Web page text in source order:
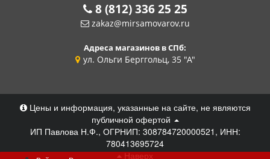
8 (812) 336 25 25
zakaz@mirsamovarov.ru
Адреса магазинов в СПб:
ул. Ольги Берггольц, 35 "А"
Цены и информация, указанные на сайте, не являются
публичной офертой
ИП Павлова Н.Ф., ОГРНИП: 308784720000521, ИНН:
780413695724
Наверх